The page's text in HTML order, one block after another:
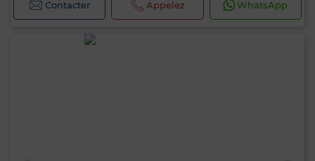
Contacter Appelez WhatsApp